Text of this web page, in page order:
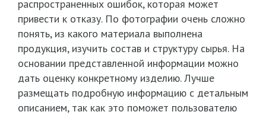
распространенных ошибок, которая может
привести к отказу. По фотографии очень сложно
понять, из какого материала выполнена
продукция, изучить состав и структуру сырья. На
основании представленной информации можно
дать оценку конкретному изделию. Лучше
размещать подробную информацию с детальным
описанием, так как это поможет пользователю